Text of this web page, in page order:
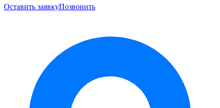
Оставить заявкуПозвонить